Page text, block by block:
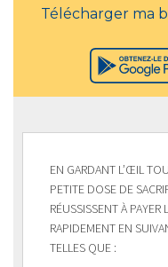
Télécharger ma
EN GARDANT L’ŒIL
PETITE DOSE DE
RÉUSSISSENT À
RAPIDEMENT EN
TELLES QUE :